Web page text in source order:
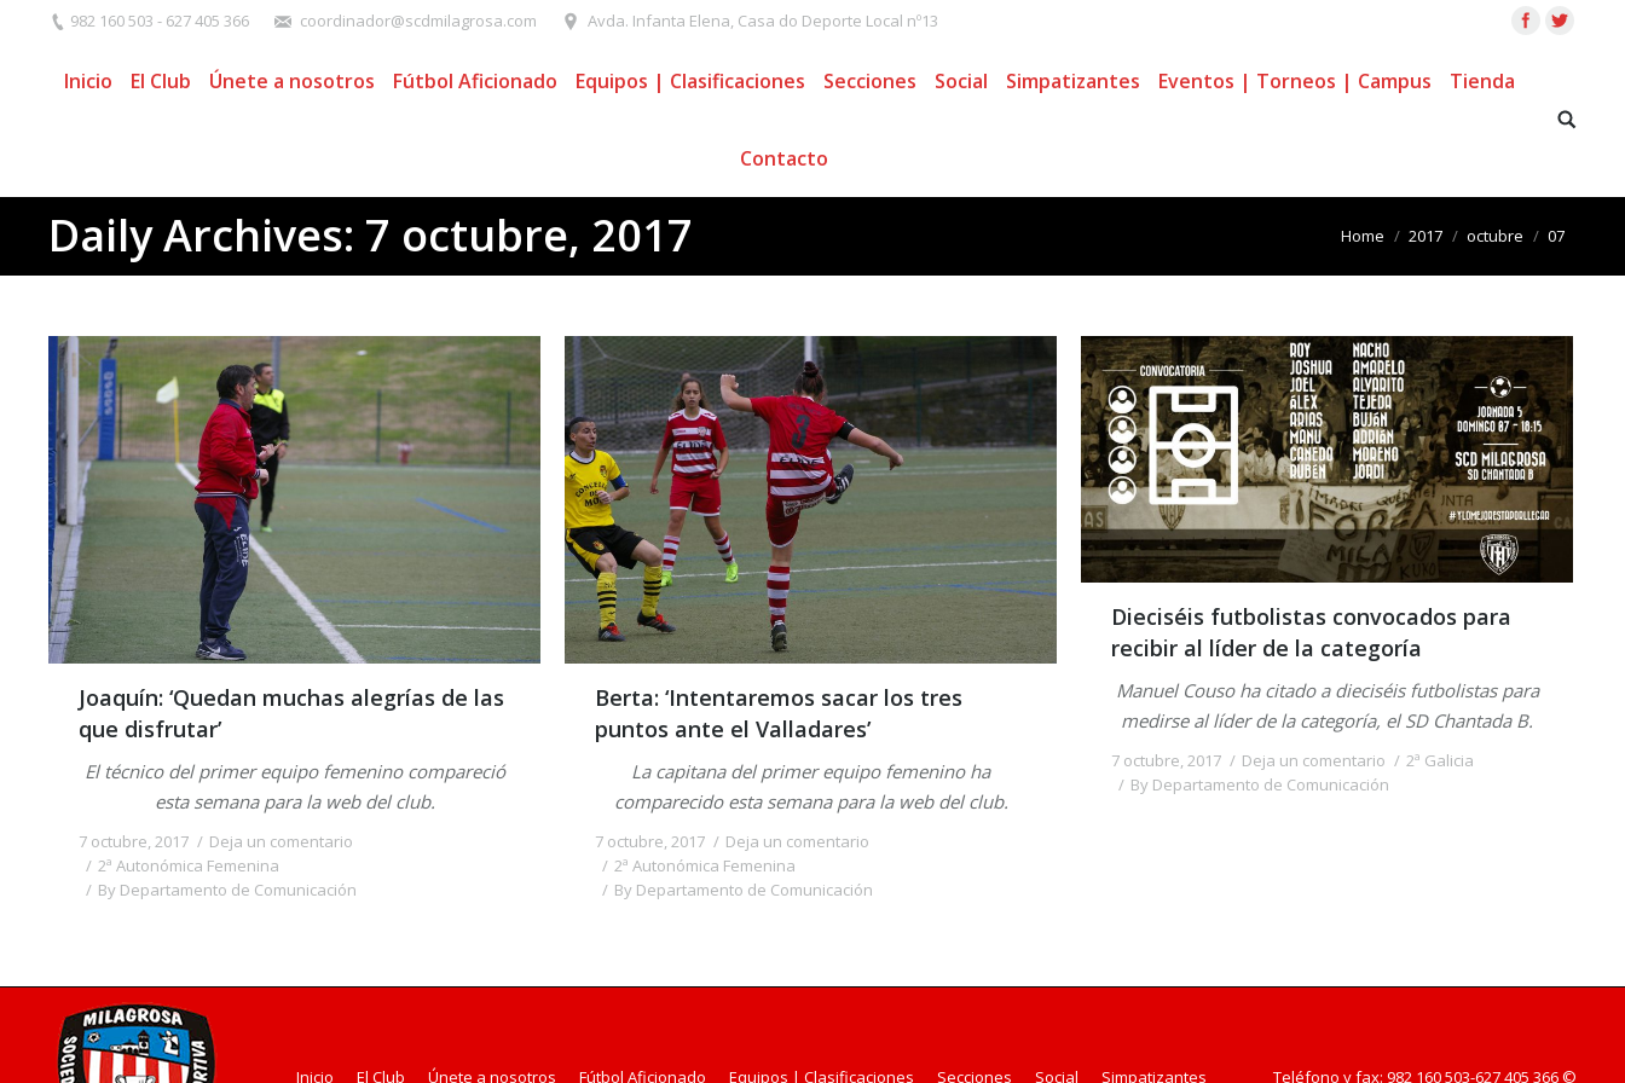
982 160 503 - 627 405 366 coordinador@scdmilagrosa.com Avda. Infanta Elena, Casa do Deporte Local nº13
Inicio El Club Únete a nosotros Fútbol Aficionado Equipos | Clasificaciones Secciones Social Simpatizantes Eventos | Torneos | Campus Tienda
Contacto
Daily Archives: 7 octubre, 2017 Home 2017 octubre 07
Joaquín: ‘Quedan muchas alegrías de las
que disfrutar’
El técnico del primer equipo femenino compareció
esta semana para la web del club.
7 octubre, 2017
Deja un comentario
2ª Autonómica Femenina
By Departamento de Comunicación
Berta: ‘Intentaremos sacar los tres
puntos ante el Valladares’
La capitana del primer equipo femenino ha
comparecido esta semana para la web del club.
7 octubre, 2017
Deja un comentario
2ª Autonómica Femenina
By Departamento de Comunicación
Dieciséis futbolistas convocados para
recibir al líder de la categoría
Manuel Couso ha citado a dieciséis futbolistas para
medirse al líder de la categoría, el SD Chantada B.
7 octubre, 2017 Deja un comentario
2ª Galicia
By Departamento de Comunicación
Inicio El Club Únete a nosotros Fútbol Aficionado Equipos | Clasificaciones Secciones Social Simpatizantes Teléfono y fax: 982 160 503-627 405 366 ©